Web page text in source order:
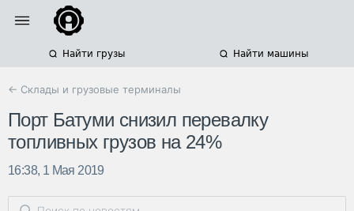
Найти грузы Найти машины
← Склады и грузовые терминалы
Порт Батуми снизил перевалку
топливных грузов на 24%
16:38, 1 Мая 2019